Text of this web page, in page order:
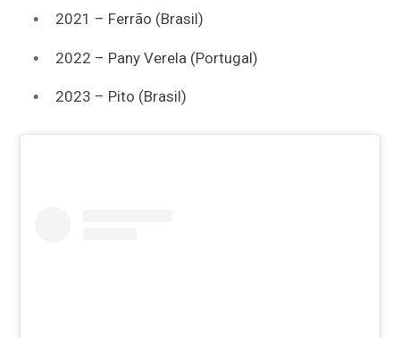
2021 – Ferrão (Brasil)
2022 – Pany Verela (Portugal)
2023 – Pito (Brasil)